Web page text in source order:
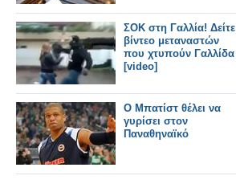
ΣΟΚ στη Γαλλία! Δείτε
βίντεο μεταναστών
που χτυπούν Γαλλίδα
[video]
Ο Μπατίστ θέλει να
γυρίσει στον
Παναθηναϊκό